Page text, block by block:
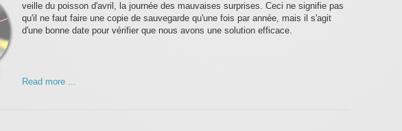
veille du poisson d'avril, la journée des mauvaises surprises. Ceci ne signifie pas
qu'il ne faut faire une copie de sauvegarde qu'une fois par année, mais il s'agit
d'une bonne date pour vérifier que nous avons une solution efficace.
Read more ...